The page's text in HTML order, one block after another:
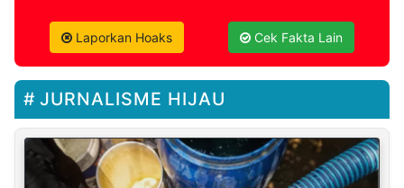
Laporkan Hoaks Cek Fakta Lain
JURNALISME HIJAU